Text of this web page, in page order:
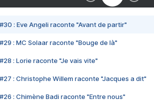
#30 : Eve Angeli raconte "Avant de partir"
#29 : MC Solaar raconte "Bouge de là"
#28 : Lorie raconte "Je vais vite"
#27 : Christophe Willem raconte "Jacques a dit"
#26 : Chimène Badi raconte "Entre nous"